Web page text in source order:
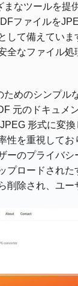
まなツールを提
ファイルを
して備えていま
全なファイル処
ためのシンプル
元のドキュメ
形式に変
性を重視して
ーのプライバシ
プロードされた
削除され、ユー